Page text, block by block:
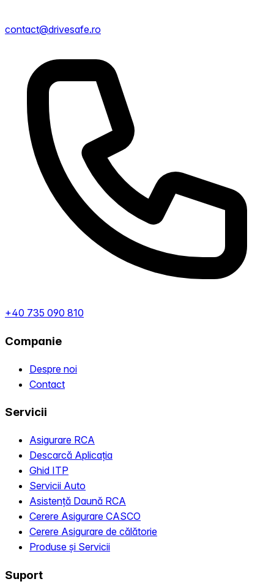
contact@drivesafe.ro
+40 735 090 810
Companie
Despre noi
Contact
Servicii
Asigurare RCA
Descarcă Aplicația
Ghid ITP
Servicii Auto
Asistență Daună RCA
Cerere Asigurare CASCO
Cerere Asigurare de călătorie
Produse și Servicii
Suport